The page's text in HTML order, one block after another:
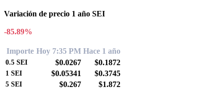
Variación de precio 1 año SEI
-85.89%
Importe Hoy 7:35 PM Hace 1 año
0.5 SEI $0.0267 $0.1872
1 SEI $0.05341 $0.3745
5 SEI $0.267 $1.872